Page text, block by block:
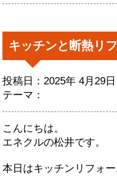
キッチンと断熱リ
投稿日：2025年 4月29日
テーマ：
こんにちは。
エネクルの松井です。
本日はキッチンリフォ